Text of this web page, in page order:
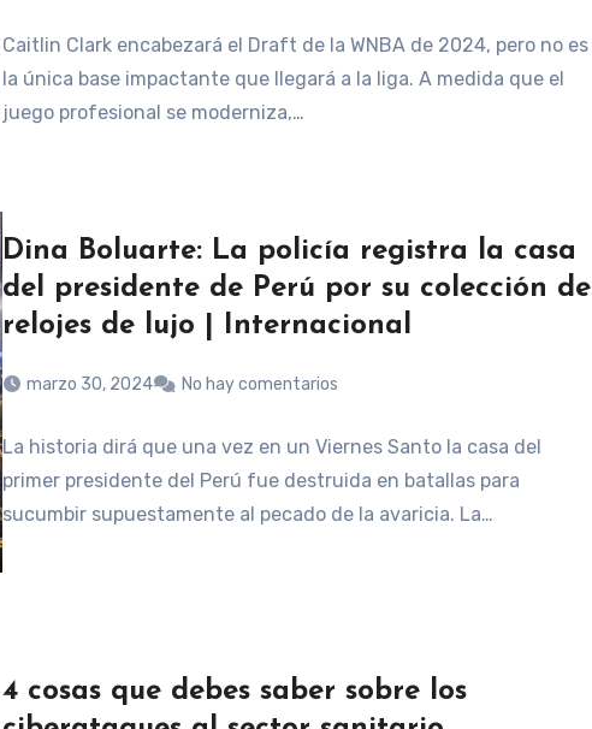
Caitlin Clark encabezará el Draft de la WNBA de 2024, pero no es
la única base impactante que llegará a la liga. A medida que el
juego profesional se moderniza,…
Dina Boluarte: La policía registra la casa
del presidente de Perú por su colección de
relojes de lujo | Internacional
marzo 30, 2024 No hay comentarios
La historia dirá que una vez en un Viernes Santo la casa del
primer presidente del Perú fue destruida en batallas para
sucumbir supuestamente al pecado de la avaricia. La…
4 cosas que debes saber sobre los